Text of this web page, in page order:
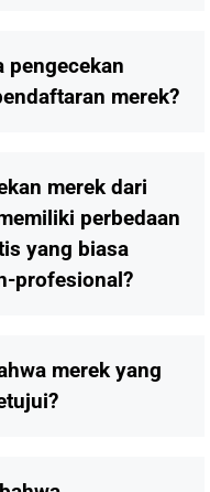
pengecekan
merek?
merek dari
perbedaan
yang biasa
profesional?
merek yang